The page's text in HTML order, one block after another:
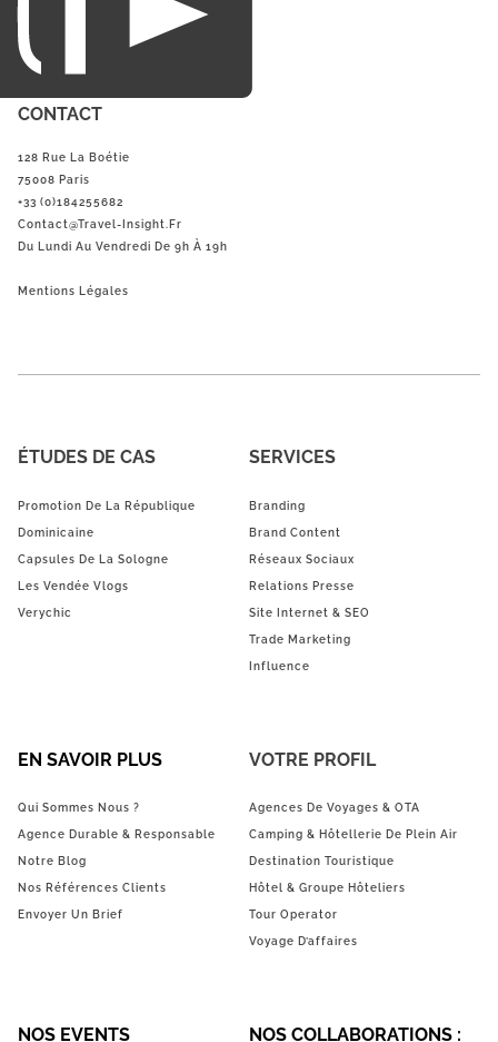
CONTACT
128 Rue La Boétie
75008 Paris
+33 (0)184255682
Contact@Travel-Insight.fr
Du Lundi Au Vendredi De 9h À 19h
Mentions Légales
ÉTUDES DE CAS
Promotion De La République
Dominicaine
Capsules De La Sologne
Les Vendée Vlogs
Verychic
SERVICES
Branding
Brand Content
Réseaux Sociaux
Relations Presse
Site Internet & SEO
Trade Marketing
Influence
EN SAVOIR PLUS
Qui Sommes Nous ?
Agence Durable & Responsable
Notre Blog
Nos Références Clients
Envoyer Un Brief
VOTRE PROFIL
Agences De Voyages & OTA
Camping & Hôtellerie De Plein Air
Destination Touristique
Hôtel & Groupe Hôteliers
Tour Operator
Voyage D’affaires
NOS EVENTS NOS COLLABORATIONS :